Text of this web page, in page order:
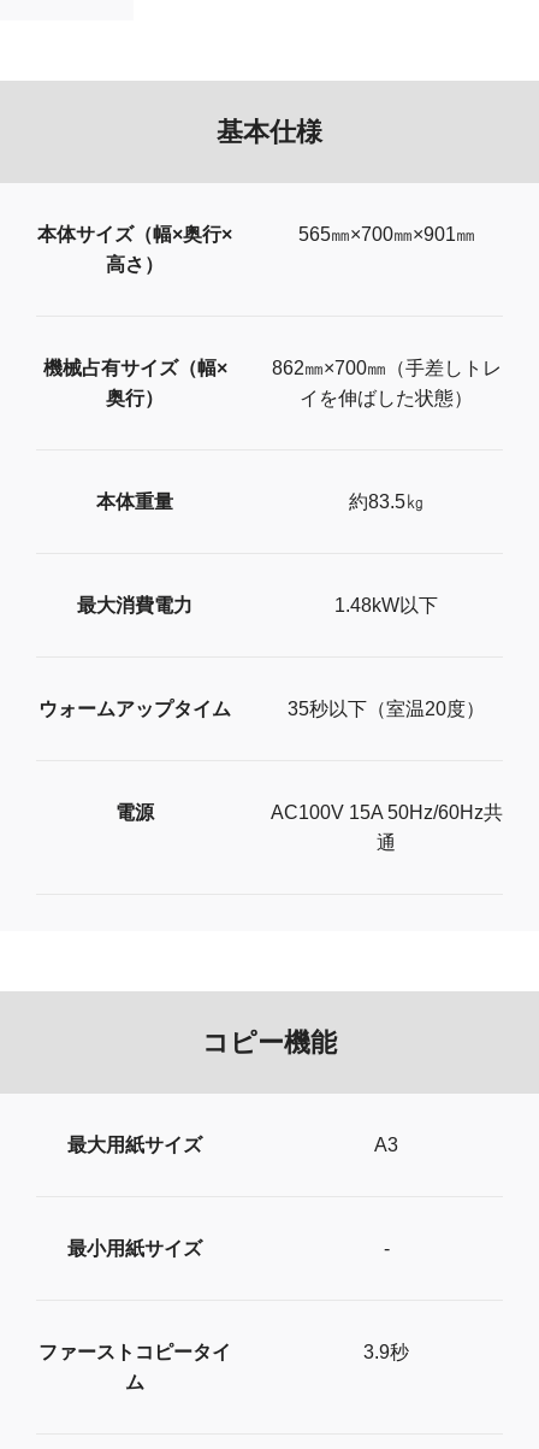
基本仕様
本体サイズ（幅×奥行×
高さ）
565㎜×700㎜×901㎜
機械占有サイズ（幅×
奥行）
862㎜×700㎜（手差しトレ
イを伸ばした状態）
本体重量 約83.5㎏
最大消費電力 1.48kW以下
ウォームアップタイム 35秒以下（室温20度）
電源
AC100V 15A 50Hz/60Hz共
通
コピー機能
最大用紙サイズ A3
最小用紙サイズ -
ファーストコピータイ
ム
3.9秒